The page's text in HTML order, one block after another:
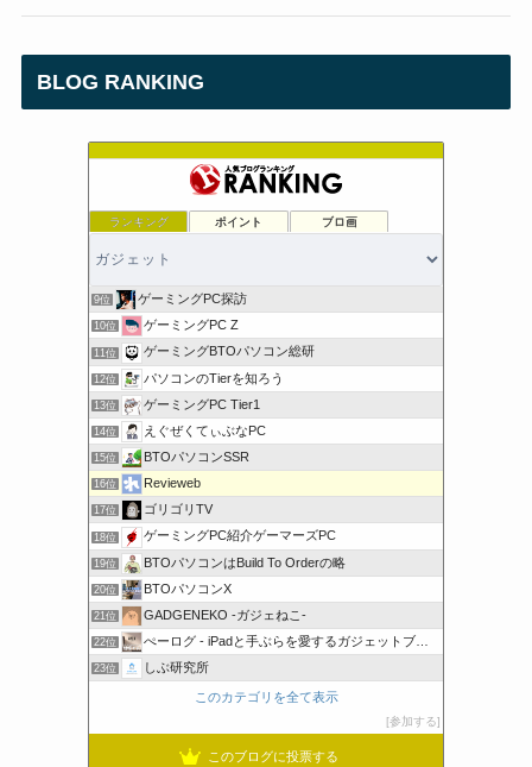
BLOG RANKING
ランキング ポイント ブロ画
9位 ゲーミングPC探訪
10位 ゲーミングPC Z
11位 ゲーミングBTOパソコン総研
12位 パソコンのTierを知ろう
13位 ゲーミングPC Tier1
14位 えぐぜくてぃぶなPC
15位 BTOパソコンSSR
16位 Revieweb
17位 ゴリゴリTV
18位 ゲーミングPC紹介ゲーマーズPC
19位 BTOパソコンはBuild To Orderの略
20位 BTOパソコンX
21位 GADGENEKO -ガジェねこ-
22位 ぺーログ - iPadと手ぶらを愛するガジェットブログ
23位 しぶ研究所
このカテゴリを全て表示
参加する
このブログに投票する